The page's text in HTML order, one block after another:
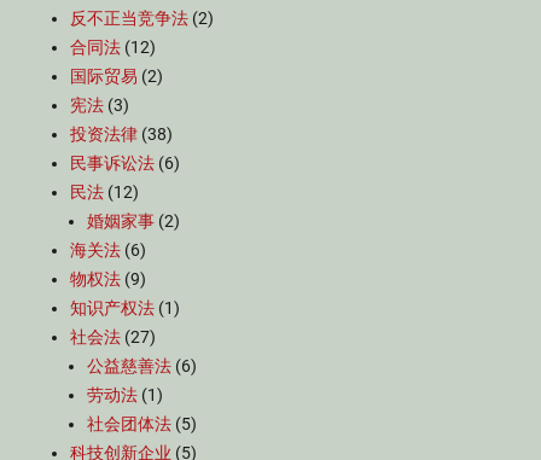
反不正当竞争法 (2)
合同法 (12)
国际贸易 (2)
宪法 (3)
投资法律 (38)
民事诉讼法 (6)
民法 (12)
婚姻家事 (2)
海关法 (6)
物权法 (9)
知识产权法 (1)
社会法 (27)
公益慈善法 (6)
劳动法 (1)
社会团体法 (5)
科技创新企业 (5)